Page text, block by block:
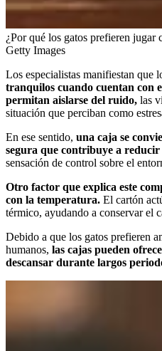
¿Por qué los gatos prefieren jugar
Getty Images
Los especialistas manifiestan que
tranquilos cuando cuentan con
permitan aislarse del ruido, las
situación que perciban como
En ese sentido, una caja se
segura que contribuye a reducir
sensación de control sobre el
Otro factor que explica este
con la temperatura. El cartón
térmico, ayudando a conservar el
Debido a que los gatos prefieren
humanos, las cajas pueden
descansar durante largos